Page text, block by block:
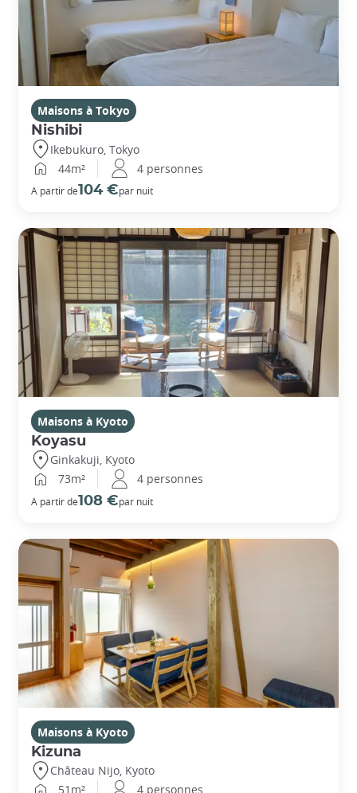
Maisons à Tokyo
Nishibi
Ikebukuro, Tokyo
44m²
4 personnes
A partir de104 €par nuit
Maisons à Kyoto
Koyasu
Ginkakuji, Kyoto
73m²
4 personnes
A partir de108 €par nuit
Maisons à Kyoto
Kizuna
Château Nijo, Kyoto
51m²
4 personnes